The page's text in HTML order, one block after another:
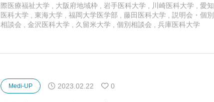
際医療福祉大学
大阪府地域枠 岩手医科大学 川崎医科大学
愛知
医科大学
東海大学 福岡大学医学部 藤田医科大学
説明会・個別
相談会
金沢医科大学 久留米大学 個別相談会 兵庫医科大学
Medi-UP 2023.02.22 0